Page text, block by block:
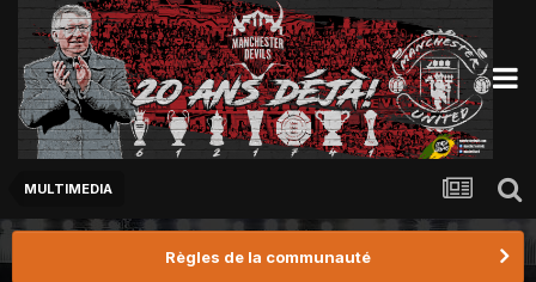
MULTIMEDIA
Règles de la communauté